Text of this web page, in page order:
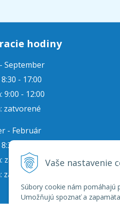
Vaše nastavenie
Súbory cookie nám pomáhajú
Umožňujú spoznať a
hodiny
September
- 17:00
9:00 - 12:00
zatvorené
- Február
- 16:00
zatvorené
zatvorené